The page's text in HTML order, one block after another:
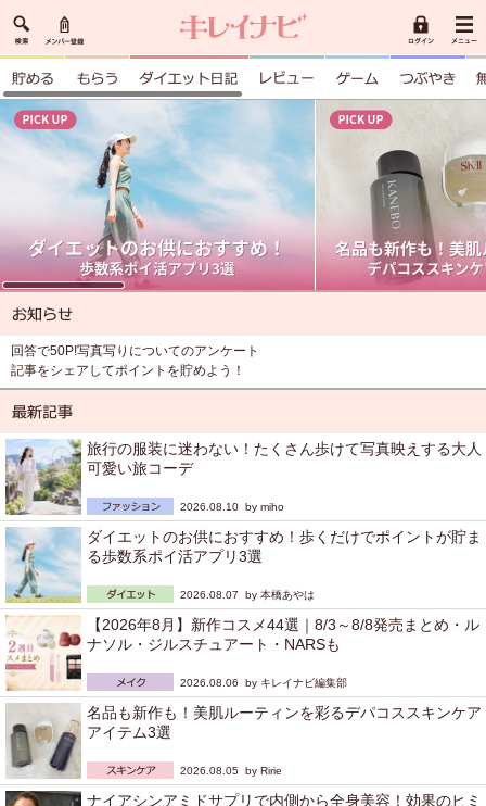
回答で50P!写真写りについてのアンケート
記事をシェアしてポイントを貯めよう！
旅行の服装に迷わない！たくさん歩けて写真映えする大人
可愛い旅コーデ
2026.08.10 by miho
ダイエットのお供におすすめ！歩くだけでポイントが貯ま
る歩数系ポイ活アプリ3選
2026.08.07 by 本橋あやは
【2026年8月】新作コスメ44選｜8/3～8/8発売まとめ・ル
ナソル・ジルスチュアート・NARSも
2026.08.06 by キレイナビ編集部
名品も新作も！美肌ルーティンを彩るデパコススキンケア
アイテム3選
2026.08.05 by Ririe
ナイアシンアミドサプリで内側から全身美容！効果のヒミ